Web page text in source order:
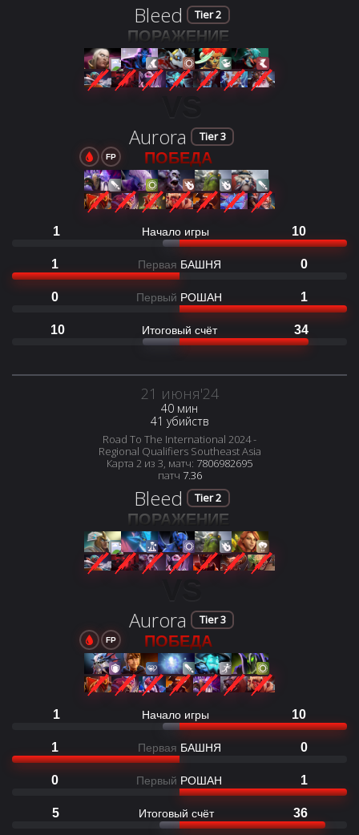
Bleed Tier 2
ПОРАЖЕНИЕ
Aurora Tier 3
ПОБЕДА
FP
1 Начало игры 10
1 Первая БАШНЯ 0
0 Первый РОШАН 1
10 Итоговый счёт 34
Bleed Tier 2
ПОРАЖЕНИЕ
21 июня'24
40 мин
41 убийств
Road To The International 2024 -
Regional Qualifiers Southeast Asia
Карта 2 из 3, матч: 7806982695
патч 7.36
Aurora Tier 3
ПОБЕДА
FP
1 Начало игры 10
1 Первая БАШНЯ 0
0 Первый РОШАН 1
5 Итоговый счёт 36